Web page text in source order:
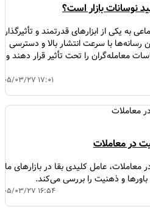
بازار است؟
یکی از ابزارهای قدرتمند و تأثیرگذار
با سرعت انتشار بالا و دسترسی
معامله‌گران را تحت تأثیر قرار دهند و
۱۴۰۵/۰۳/۲۷ ۱۷:۰۱
معاملات
عامل کلیدی بقا در بازارهای مالی
و ذهنیت را بررسی می‌کند.
۱۴۰۵/۰۳/۲۷ ۱۶:۵۴